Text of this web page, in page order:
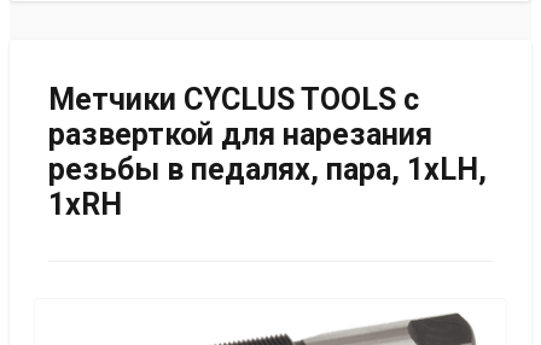
Метчики CYCLUS TOOLS с
разверткой для нарезания
резьбы в педалях, пара, 1xLH,
1xRH